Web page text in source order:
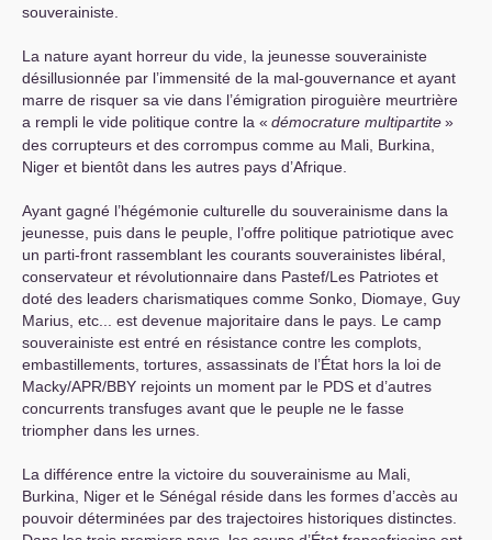
souverainiste.
La nature ayant horreur du vide, la jeunesse souverainiste
désillusionnée par l’immensité de la mal-gouvernance et ayant
marre de risquer sa vie dans l’émigration piroguière meurtrière
a rempli le vide politique contre la « démocrature multipartite»
des corrupteurs et des corrompus comme au Mali, Burkina,
Niger et bientôt dans les autres pays d’Afrique.
Ayant gagné l’hégémonie culturelle du souverainisme dans la
jeunesse, puis dans le peuple, l’offre politique patriotique avec
un parti-front rassemblant les courants souverainistes libéral,
conservateur et révolutionnaire dans Pastef/Les Patriotes et
doté des leaders charismatiques comme Sonko, Diomaye, Guy
Marius, etc... est devenue majoritaire dans le pays. Le camp
souverainiste est entré en résistance contre les complots,
embastillements, tortures, assassinats de l’État hors la loi de
Macky/APR/BBY rejoints un moment par le PDS et d’autres
concurrents transfuges avant que le peuple ne le fasse
triompher dans les urnes.
La différence entre la victoire du souverainisme au Mali,
Burkina, Niger et le Sénégal réside dans les formes d’accès au
pouvoir déterminées par des trajectoires historiques distinctes.